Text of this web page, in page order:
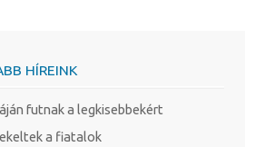
HÍREINK
futnak a legkisebbekért
a fiatalok